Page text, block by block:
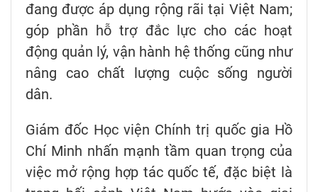
đang được áp dụng rộng rãi tại Việt Nam;
góp phần hỗ trợ đắc lực cho các hoạt
động quản lý, vận hành hệ thống cũng như
nâng cao chất lượng cuộc sống người
dân.
Giám đốc Học viện Chính trị quốc gia Hồ
Chí Minh nhấn mạnh tầm quan trọng của
việc mở rộng hợp tác quốc tế, đặc biệt là